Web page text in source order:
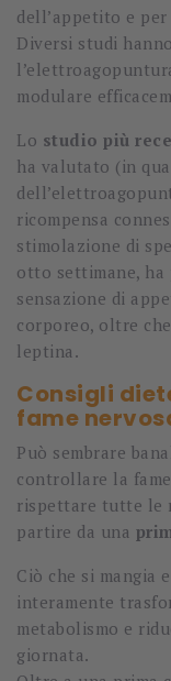
dell’appetito e
Diversi studi
modulare
Lo studio più
ha valutato (in
ricompensa
stimolazione di
otto settimane,
sensazione di
corporeo, oltre
leptina.
Consigli
fame
Può sembrare
controllare la
rispettare tutte le
partire da una
Ciò che si mangia
interamente
metabolismo e
giornata.